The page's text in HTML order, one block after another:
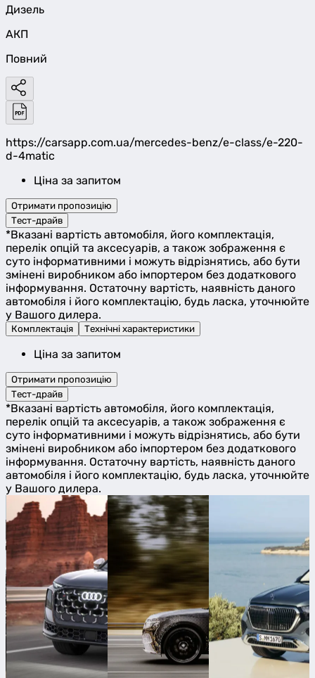
Дизель
АКП
Повний
https://carsapp.com.ua/mercedes-benz/e-class/e-220-
d-4matic
Ціна за запитом
Отримати пропозицію
Тест-драйв
*Вказані вартість автомобіля, його комплектація,
перелік опцій та аксесуарів, а також зображення є
суто інформативними і можуть відрізнятись, або бути
змінені виробником або імпортером без додаткового
інформування. Остаточну вартість, наявність даного
автомобіля і його комплектацію, будь ласка, уточнюйте
у Вашого дилера.
Комплектація Технічні характеристики
Ціна за запитом
Отримати пропозицію
Тест-драйв
*Вказані вартість автомобіля, його комплектація,
перелік опцій та аксесуарів, а також зображення є
суто інформативними і можуть відрізнятись, або бути
змінені виробником або імпортером без додаткового
інформування. Остаточну вартість, наявність даного
автомобіля і його комплектацію, будь ласка, уточнюйте
у Вашого дилера.